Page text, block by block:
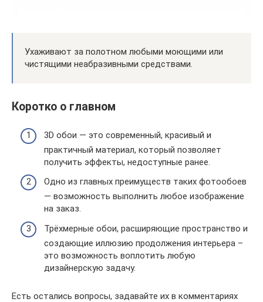
Ухаживают за полотном любыми моющими или
чистящими неабразивными средствами.
Коротко о главном
3D обои — это современный, красивый и
практичный материал, который позволяет
получить эффекты, недоступные ранее.
Одно из главных преимуществ таких фотообоев
— возможность выполнить любое изображение
на заказ.
Трёхмерные обои, расширяющие пространство и
создающие иллюзию продолжения интерьера –
это возможность воплотить любую
дизайнерскую задачу.
Есть остались вопросы, задавайте их в комментариях